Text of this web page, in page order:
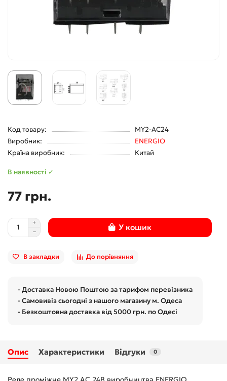
Код товару:
MY2-AC24
Виробник:
ENERGIO
Країна виробник:
Китай
В наявності ✓
77 грн.
У кошик
В закладки До порівняння
- Доставка Новою Поштою за тарифом перевізника
- Самовивіз сьогодні з нашого магазину м. Одеса
- Безкоштовна доставка від 5000 грн. по Одесі
Опис Характеристики Відгуки 0